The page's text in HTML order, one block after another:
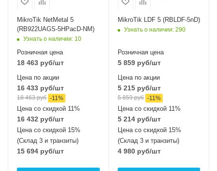
MIMO2x2
MikroTik NetMetal 5
(RB922UAGS-5HPacD-NM)
Узнать о наличии: 10
Розничная цена
18 463 руб/шт
Цена по акции
16 433 руб/шт
18 463руб -11 %
Цена со скидкой 11%
16 432 руб/шт
Цена со скидкой 15%
(Склад 3 и транзиты)
15 694 руб/шт
MIMO2x2
MikroTik LDF 5 (RBLDF-5nD)
Узнать о наличии: 290
Розничная цена
5 859руб/шт
Цена по акции
5 215руб/шт
5 859руб -11 %
Цена со скидкой 11%
5 214руб/шт
Цена со скидкой 15%
(Склад 3 и транзиты)
4 980руб/шт